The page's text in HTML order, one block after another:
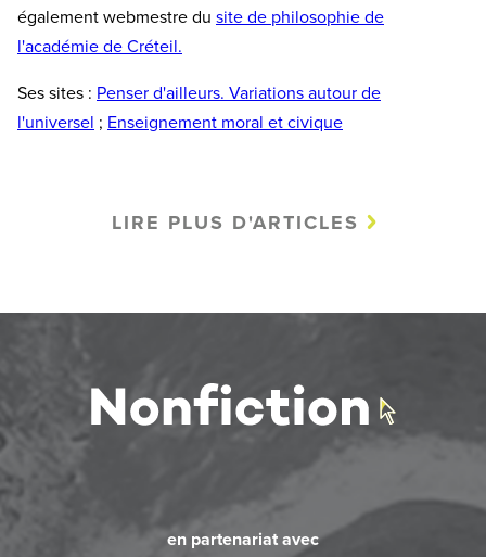
également webmestre du site de philosophie de
l'académie de Créteil.
Ses sites : Penser d'ailleurs. Variations autour de
l'universel ; Enseignement moral et civique
LIRE PLUS D'ARTICLES
en partenariat avec